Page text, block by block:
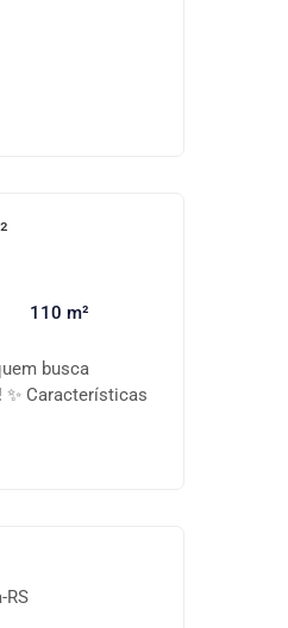
110 m²
busca
Características
de lazer
e tudo que
locação! Uma
investir. 📞 Entre
RS